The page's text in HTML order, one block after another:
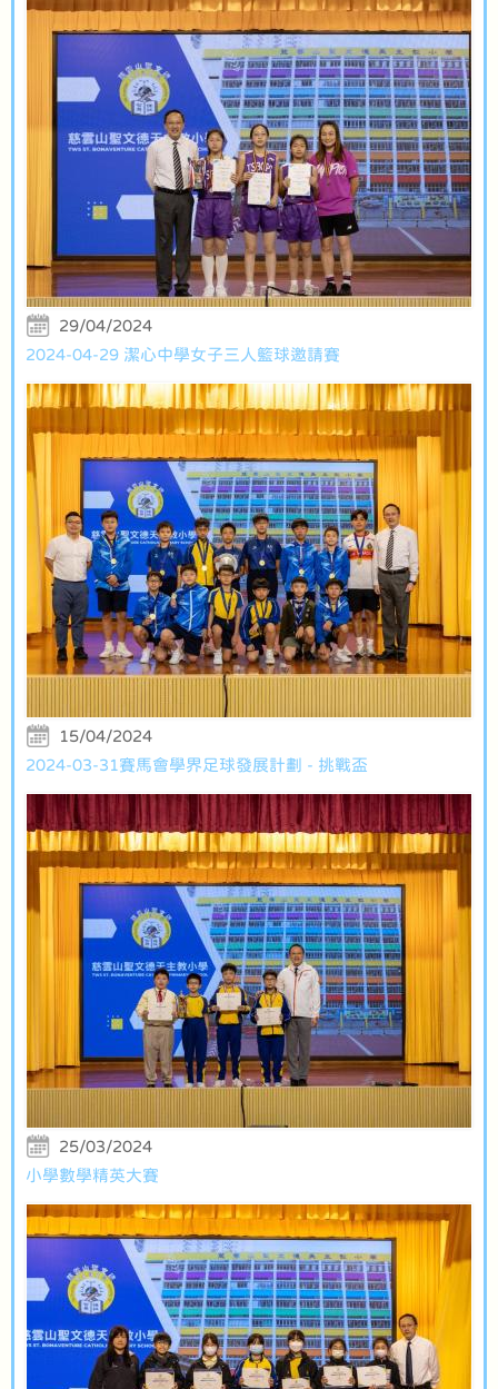
29/04/2024
2024-04-29 潔心中學女子三人籃球邀請賽
15/04/2024
2024-03-31賽馬會學界足球發展計劃 - 挑戰盃
25/03/2024
小學數學精英大賽